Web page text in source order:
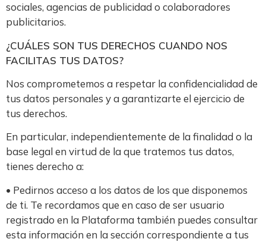
sociales, agencias de publicidad o colaboradores
publicitarios.
¿CUÁLES SON TUS DERECHOS CUANDO NOS
FACILITAS TUS DATOS?
Nos comprometemos a respetar la confidencialidad de
tus datos personales y a garantizarte el ejercicio de
tus derechos.
En particular, independientemente de la finalidad o la
base legal en virtud de la que tratemos tus datos,
tienes derecho a:
• Pedirnos acceso a los datos de los que disponemos
de ti. Te recordamos que en caso de ser usuario
registrado en la Plataforma también puedes consultar
esta información en la sección correspondiente a tus